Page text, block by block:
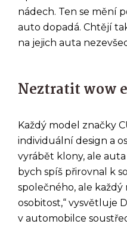
nádech. Ten se mění
auto dopadá. Chtějí
na jejich auta
Neztratit wow
Každý model značky
individuální design a
vyrábět klony, ale
bych spíš přirovnal k
společného, ale každý
osobitost,“ vysvětluje
v automobilce